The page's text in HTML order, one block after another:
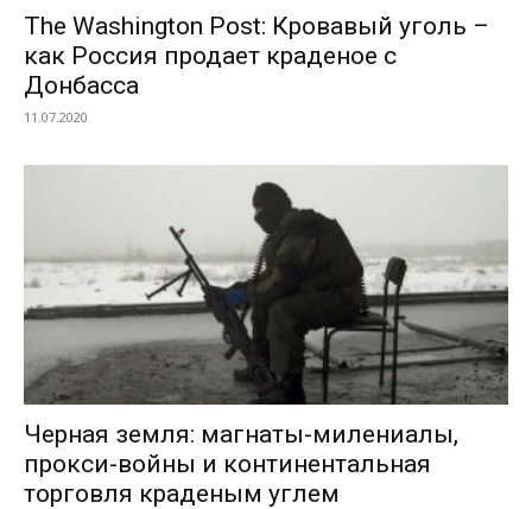
The Washington Post: Кровавый уголь –
как Россия продает краденое с
Донбасса
11.07.2020
Черная земля: магнаты-милениалы,
прокси-войны и континентальная
торговля краденым углем